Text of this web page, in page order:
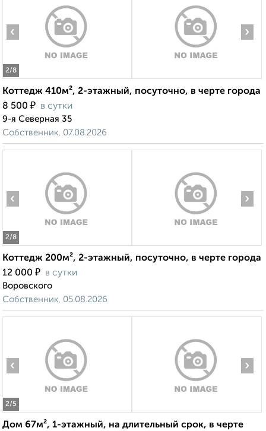
2/8
‹ ›
Коттедж 410м², 2-этажный, посуточно, в черте города
8 500 ₽ в сутки
9-я Северная 35
Собственник, 07.08.2026
2/8
‹ ›
Коттедж 200м², 2-этажный, посуточно, в черте города
12 000 ₽ в сутки
Воровского
Собственник, 05.08.2026
2/5
‹ ›
Дом 67м², 1-этажный, на длительный срок, в черте